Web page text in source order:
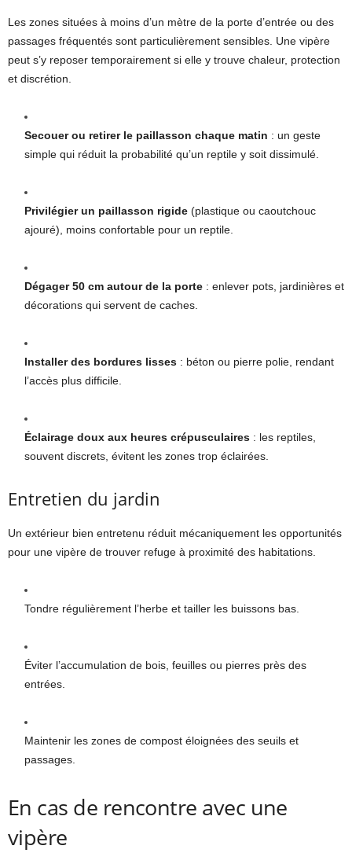
Les zones situées à moins d’un mètre de la porte d’entrée ou des
passages fréquentés sont particulièrement sensibles. Une vipère
peut s’y reposer temporairement si elle y trouve chaleur, protection
et discrétion.
Secouer ou retirer le paillasson chaque matin : un geste
simple qui réduit la probabilité qu’un reptile y soit dissimulé.
Privilégier un paillasson rigide (plastique ou caoutchouc
ajouré), moins confortable pour un reptile.
Dégager 50 cm autour de la porte : enlever pots, jardinières et
décorations qui servent de caches.
Installer des bordures lisses : béton ou pierre polie, rendant
l’accès plus difficile.
Éclairage doux aux heures crépusculaires : les reptiles,
souvent discrets, évitent les zones trop éclairées.
Entretien du jardin
Un extérieur bien entretenu réduit mécaniquement les opportunités
pour une vipère de trouver refuge à proximité des habitations.
Tondre régulièrement l’herbe et tailler les buissons bas.
Éviter l’accumulation de bois, feuilles ou pierres près des
entrées.
Maintenir les zones de compost éloignées des seuils et
passages.
En cas de rencontre avec une
vipère